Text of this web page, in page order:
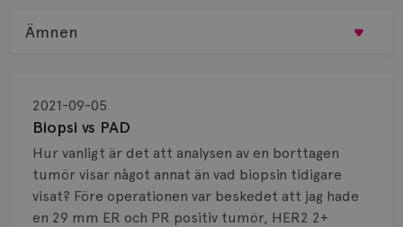
Biopsi vs PAD
2021-09-05
Hur vanligt är det att analysen av en borttagen
tumör visar något annat än vad biopsin tidigare
visat? Före operationen var beskedet att jag hade
en 29 mm ER och PR positiv tumör, HER2 2+
Ämnen
Biopsi
Biverkningar
Bröstvårta